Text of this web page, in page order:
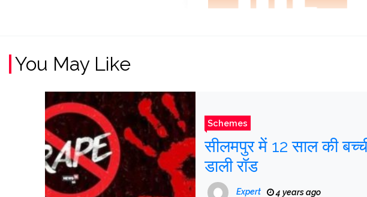
You May Like
Schemes
सीलमपुर में 12 साल की
डाली रॉड
Expert 4 years ago